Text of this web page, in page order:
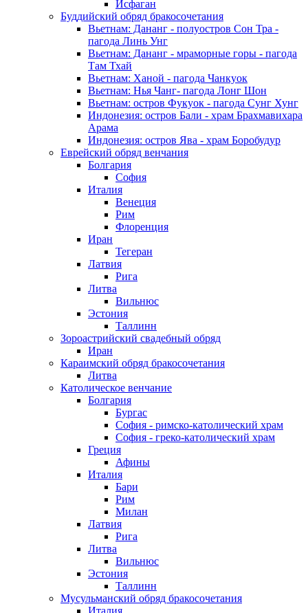
Исфаган
Буддийский обряд бракосочетания
Вьетнам: Дананг - полуостров Сон Тра -
пагода Линь Унг
Вьетнам: Дананг - мраморные горы - пагода
Там Тхай
Вьетнам: Ханой - пагода Чанкуок
Вьетнам: Нья Чанг- пагода Лонг Шон
Вьетнам: остров Фукуок - пагода Сунг Хунг
Индонезия: остров Бали - храм Брахмавихара
Арама
Индонезия: остров Ява - храм Боробудур
Еврейский обряд венчания
Болгария
София
Италия
Венеция
Рим
Флоренция
Иран
Тегеран
Латвия
Рига
Литва
Вильнюс
Эстония
Таллинн
Зороастрийский свадебный обряд
Иран
Караимский обряд бракосочетания
Литва
Католическое венчание
Болгария
Бургас
София - римско-католический храм
София - греко-католический храм
Греция
Афины
Италия
Бари
Рим
Милан
Латвия
Рига
Литва
Вильнюс
Эстония
Таллинн
Мусульманский обряд бракосочетания